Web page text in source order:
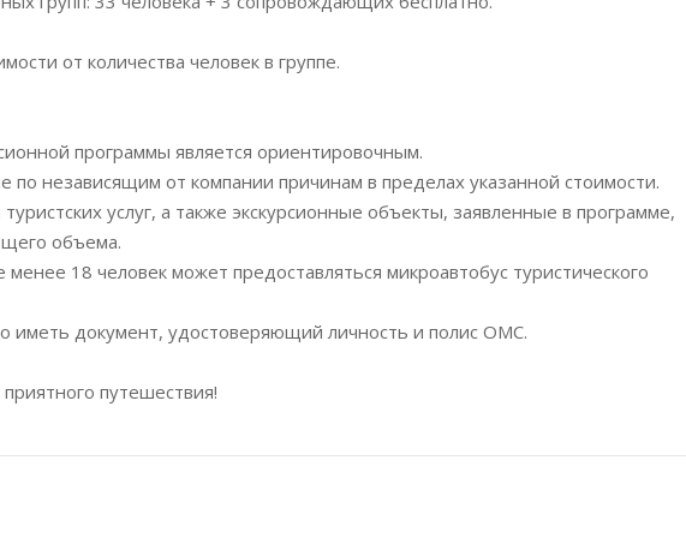
от количества человек в группе.
программы является ориентировочным.
по независящим от компании причинам в пределах указанной стоимости.
услуг, а также экскурсионные объекты, заявленные в программе,
объема.
менее 18 человек может предоставляться микроавтобус туристического
иметь документ, удостоверяющий личность и полис ОМС.
путешествия!